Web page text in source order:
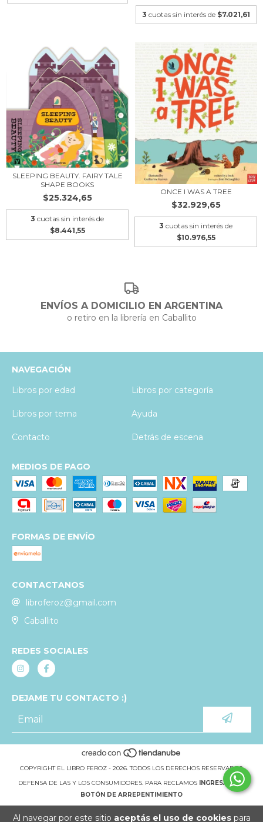
Al navegar por este sitio aceptás el uso de cookiespara
3 cuotas sin interés de $7.021,61
SLEEPING BEAUTY. FAIRY TALE
SHAPE BOOKS
$25.324,65
3 cuotas sin interés de
$8.441,55
ONCE I WAS A TREE
$32.929,65
3 cuotas sin interés de
$10.976,55
ENVÍOS A DOMICILIO EN ARGENTINA
o retiro en la librería en Caballito
NAVEGACIÓN
Libros por edad
Libros por categoría
Libros por tema Ayuda
Contacto Detrás de escena
MEDIOS DE PAGO
FORMAS DE ENVÍO
CONTACTANOS
libroferoz@gmail.com
Caballito
REDES SOCIALES
DEJAME TU CONTACTO :)
COPYRIGHT EL LIBRO FEROZ - 2026. TODOS LOS DERECHOS RESERVADOS.
DEFENSA DE LAS Y LOS CONSUMIDORES. PARA RECLAMOS
INGRESÁ ACÁ.
BOTÓN DE ARREPENTIMIENTO